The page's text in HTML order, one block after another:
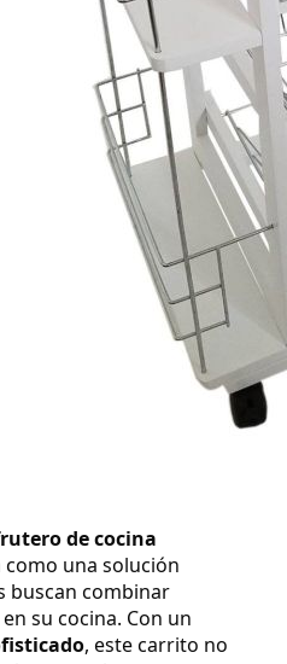
de cocina
como una solución
buscan combinar
su cocina. Con un
, este carrito no